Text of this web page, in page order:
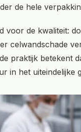
de hele
voor de kwaliteit:
celwandschade
praktijk betekent
in het uiteindelijke